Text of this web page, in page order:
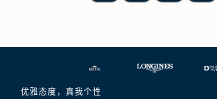
优雅态度，真我个性